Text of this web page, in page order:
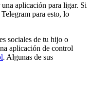
aplicación para ligar. Si
para esto, lo
sociales de tu hijo o
aplicación de control
. Algunas de sus